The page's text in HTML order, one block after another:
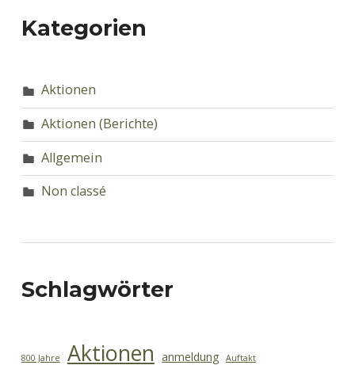
Kategorien
Aktionen
Aktionen (Berichte)
Allgemein
Non classé
Schlagwörter
800 Jahre Aktionen anmeldung Auftakt